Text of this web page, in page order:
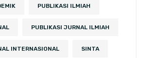
PUBLIKASI ILMIAH
PUBLIKASI JURNAL ILMIAH
INTERNASIONAL SINTA